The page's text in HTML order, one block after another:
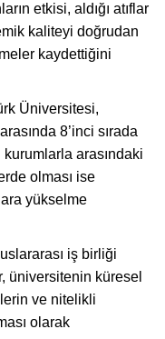
etkisi, aldığı atıflar
kaliteyi doğrudan
kaydettiğini
Üniversitesi,
8’inci sırada
arasındaki
olması ise
yükselme
iş birliği
üniversitenin küresel
ve nitelikli
olarak